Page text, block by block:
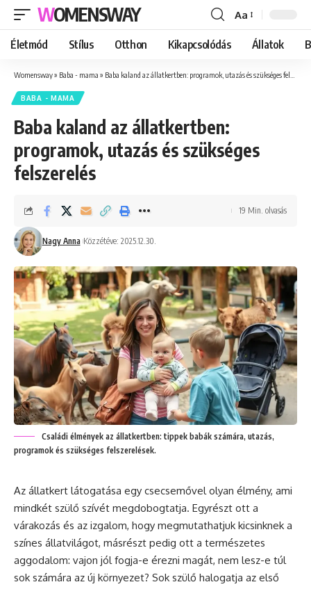
WOMENSWAY
Font
Resizer
Aa
Életmód Stílus Otthon Kikapcsolódás Állatok
Womensway» Baba - mama » Baba kaland az állatkertben: programok, utazás és szükséges felszerelés
BABA - MAMA
Baba kaland az állatkertben:
programok, utazás és szükséges
felszerelés
Nagy Anna Közzétéve: 2025.12.30.
19 Min. olvasás
Családi élmények az állatkertben: tippek babák számára, utazás,
programok és szükséges felszerelések.
Az állatkert látogatása egy csecsemővel olyan élmény, ami
mindkét szülő szívét megdobogtatja. Egyrészt ott a
várakozás és az izgalom, hogy megmutathatjuk kicsinknek a
színes állatvilágot, másrészt pedig ott a természetes
aggodalom: vajon jól fogja-e érezni magát, nem lesz-e túl
sok számára az új környezet? Sok szülő halogatja az első